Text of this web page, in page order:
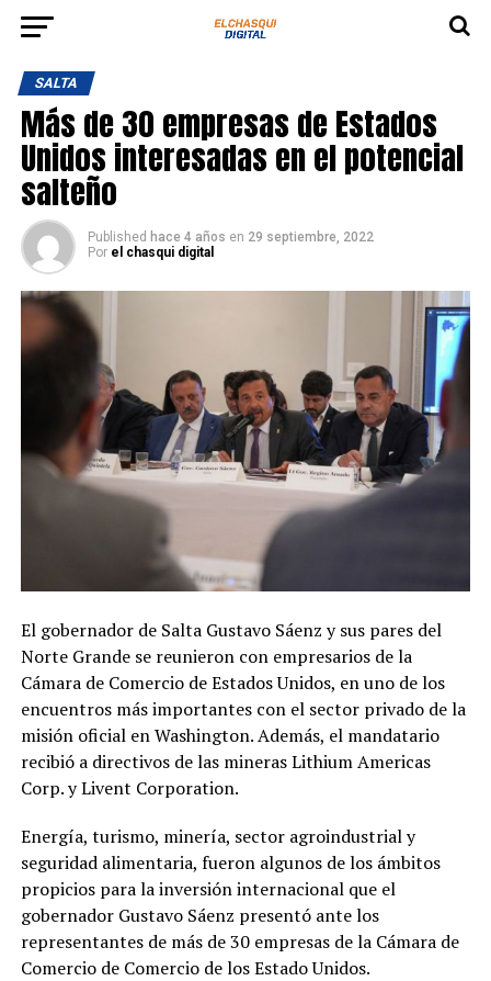
SALTA
Más de 30 empresas de Estados
Unidos interesadas en el potencial
salteño
Published hace 4 años en 29 septiembre, 2022
Por el chasqui digital
El gobernador de Salta Gustavo Sáenz y sus pares del
Norte Grande se reunieron con empresarios de la
Cámara de Comercio de Estados Unidos, en uno de los
encuentros más importantes con el sector privado de la
misión oficial en Washington. Además, el mandatario
recibió a directivos de las mineras Lithium Americas
Corp. y Livent Corporation.
Energía, turismo, minería, sector agroindustrial y
seguridad alimentaria, fueron algunos de los ámbitos
propicios para la inversión internacional que el
gobernador Gustavo Sáenz presentó ante los
representantes de más de 30 empresas de la Cámara de
Comercio de Comercio de los Estado Unidos.